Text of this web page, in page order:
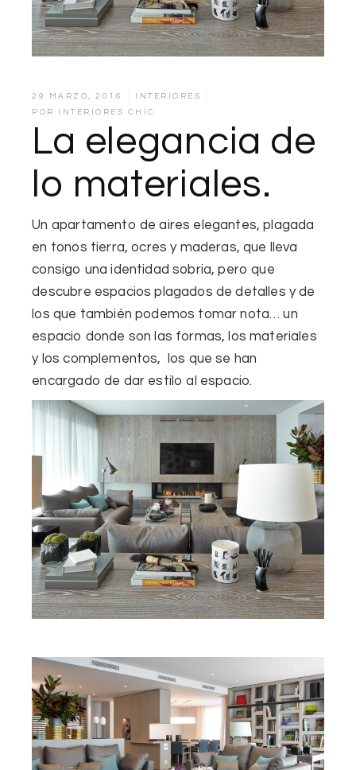
29 MARZO, 2016
INTERIORES
POR
INTERIORES CHIC
La elegancia de
lo materiales.
Un apartamento deaires elegantes, plagada
en tonos tierra, ocres y maderas, que lleva
consigo una identidad sobria, pero que
descubre espacios plagados de detalles y de
los que también podemos tomar nota… un
espacio donde son las formas, los materiales
y los complementos, los que se han
encargado de dar estilo al espacio.